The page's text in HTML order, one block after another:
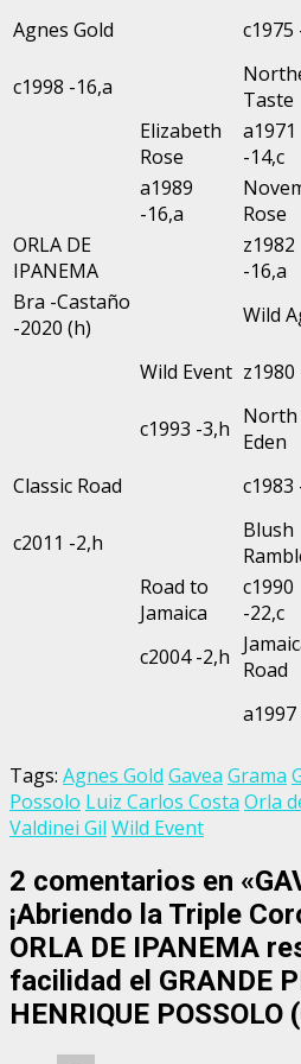
Agnes Gold
c1975
c1998 -16,a
Taste
Elizabeth
Rose
a1971
-14,c
a1989
-16,a
Rose
ORLA DE
IPANEMA
z1982
-16,a
Bra -Castaño
-2020 (h)
Wild
Wild Event z1980
c1993 -3,h Eden
Classic Road
c1983
c2011 -2,h
Blush
Road to
Jamaica
c1990
-22,c
c2004 -2,h Road
a1997
Tags: Agnes Gold Gavea Grama
Possolo Luiz Carlos Costa Orla
Valdinei Gil Wild Event
2 comentarios en «
¡Abriendo la Triple
ORLA DE IPANEMA
facilidad el GRANDE
HENRIQUE POSSOLO